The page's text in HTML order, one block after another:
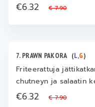
€6.32€ 7.90
7. PRAWN PAKORA (L,G)
Friteerattuja
chutneyn ja salaatin
€6.32€ 7.90